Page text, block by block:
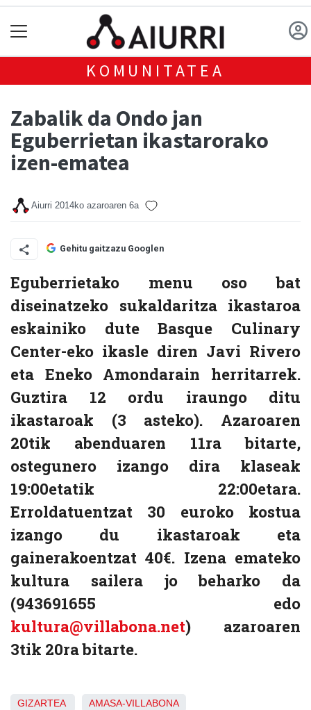
KOMUNITATEA
Zabalik da Ondo jan
Eguberrietan ikastarorako
izen-ematea
Aiurri 2014ko azaroaren 6a
Gehitu gaitzazu Googlen
Eguberrietako menu oso bat
diseinatzeko sukaldaritza ikastaroa
eskainiko dute Basque Culinary
Center-eko ikasle diren Javi Rivero
eta Eneko Amondarain herritarrek.
Guztira 12 ordu iraungo ditu
ikastaroak (3 asteko). Azaroaren
20tik abenduaren 11ra bitarte,
ostegunero izango dira klaseak
19:00etatik 22:00etara.
Erroldatuentzat 30 euroko kostua
izango du ikastaroak eta
gainerakoentzat 40€. Izena emateko
kultura sailera jo beharko da
(943691655 edo
kultura@villabona.net) azaroaren
3tik 20ra bitarte.
GIZARTEA AMASA-VILLABONA